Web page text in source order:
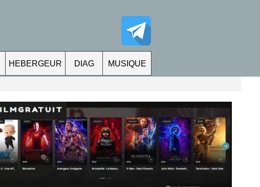
HEBERGEUR DIAG MUSIQUE